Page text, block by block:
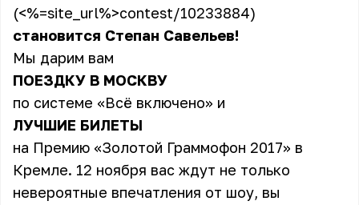
(<%=site_url%>contest/10233884)
становится Степан Савельев!
Мы дарим вам
ПОЕЗДКУ В МОСКВУ
по системе «Всё включено» и
ЛУЧШИЕ БИЛЕТЫ
на Премию «Золотой Граммофон 2017» в
Кремле. 12 ноября вас ждут не только
невероятные впечатления от шоу, вы